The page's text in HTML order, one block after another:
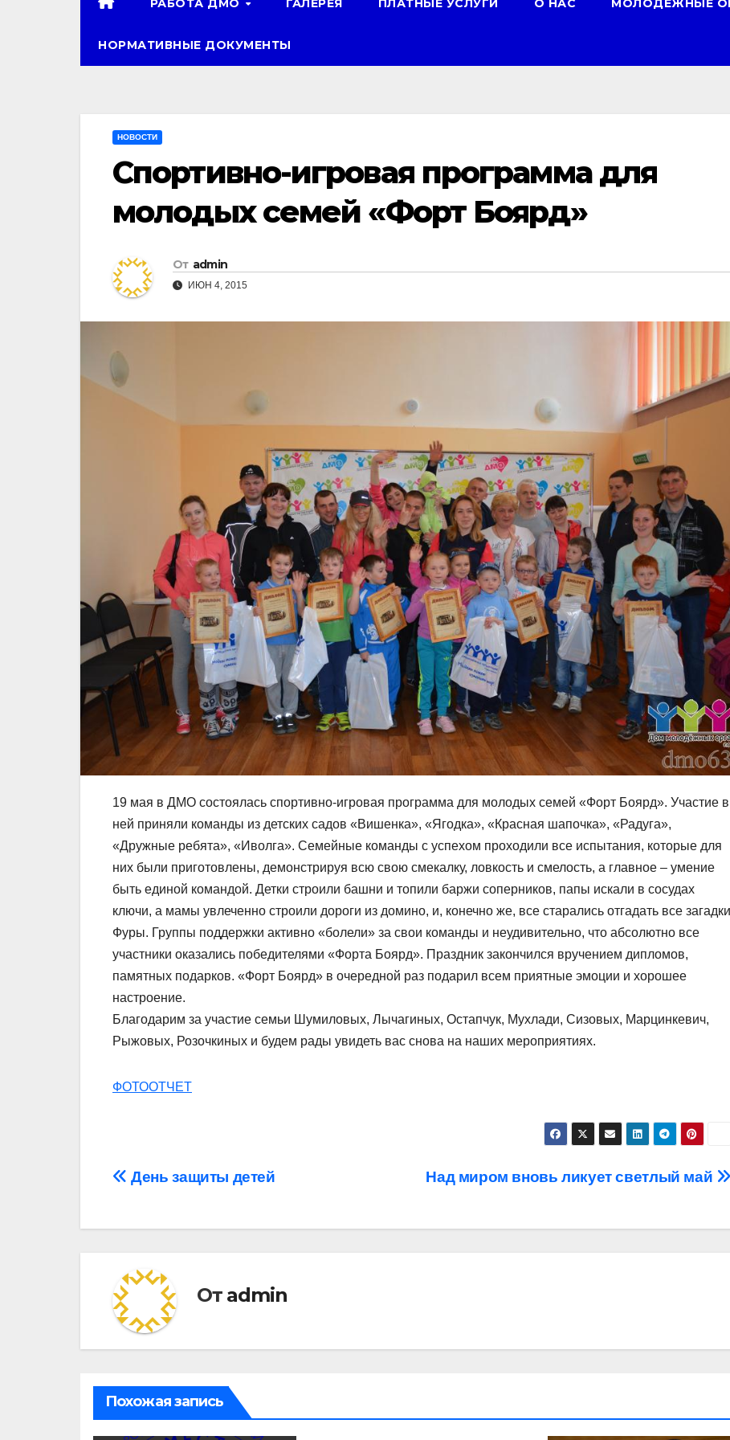
РАБОТА ДМО ГАЛЕРЕЯ ПЛАТНЫЕ УСЛУГИ О НАС МОЛОДЕЖНЫЕ
НОРМАТИВНЫЕ ДОКУМЕНТЫ
НОВОСТИ
Спортивно-игровая программа для
молодых семей «Форт Боярд»
От admin
ИЮН 4, 2015
19 мая в ДМО состоялась спортивно-игровая программа для молодых семей «Форт Боярд». Участие в
ней приняли команды из детских садов «Вишенка», «Ягодка», «Красная шапочка», «Радуга»,
«Дружные ребята», «Иволга». Семейные команды с успехом проходили все испытания, которые для
них были приготовлены, демонстрируя всю свою смекалку, ловкость и смелость, а главное – умение
быть единой командой. Детки строили башни и топили баржи соперников, папы искали в сосудах
ключи, а мамы увлеченно строили дороги из домино, и, конечно же, все старались отгадать все загадки
Фуры. Группы поддержки активно «болели» за свои команды и неудивительно, что абсолютно все
участники оказались победителями «Форта Боярд». Праздник закончился вручением дипломов,
памятных подарков. «Форт Боярд» в очередной раз подарил всем приятные эмоции и хорошее
настроение.
Благодарим за участие семьи Шумиловых, Лычагиных, Остапчук, Мухлади, Сизовых, Марцинкевич,
Рыжовых, Розочкиных и будем рады увидеть вас снова на наших мероприятиях.
ФОТООТЧЕТ
Навигация
Над миром вновь ликует светлый май
День защиты детей
От admin
Похожая запись